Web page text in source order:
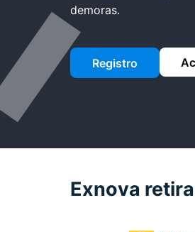
demoras.
Registro
Exnova